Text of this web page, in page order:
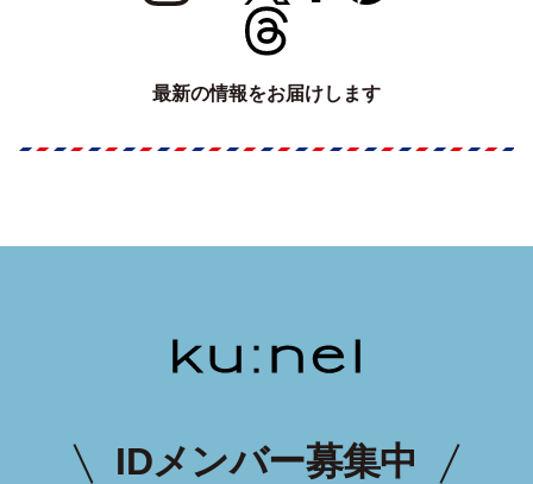
最新の情報をお届けします
IDメンバー募集中